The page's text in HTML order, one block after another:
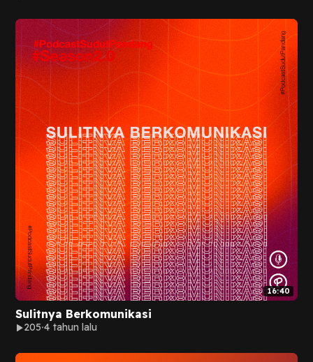
16:40
Sulitnya Berkomunikasi
205 4 tahun lalu